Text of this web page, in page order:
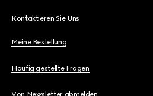
Kontaktieren Sie Uns
Meine Bestellung
Häufig gestellte Fragen
Von Newsletter abmelden